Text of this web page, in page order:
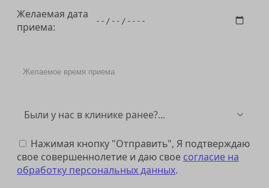
Желаемая дата
приема:
Нажимая кнопку "Отправить", Я подтверждаю
свое совершеннолетие и даю свое согласие на
обработку персональных данных.